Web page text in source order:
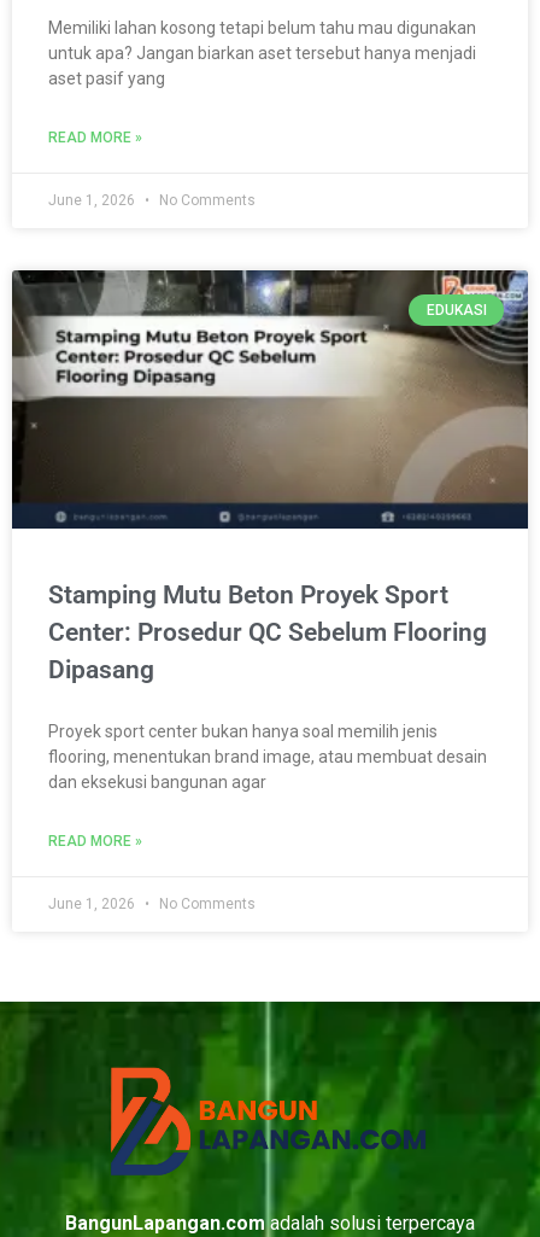
Memiliki lahan kosong tetapi belum tahu mau digunakan
untuk apa? Jangan biarkan aset tersebut hanya menjadi
aset pasif yang
READ MORE »
June 1, 2026 No Comments
EDUKASI
Stamping Mutu Beton Proyek Sport
Center: Prosedur QC Sebelum Flooring
Dipasang
Proyek sport center bukan hanya soal memilih jenis
flooring, menentukan brand image, atau membuat desain
dan eksekusi bangunan agar
READ MORE »
June 1, 2026 No Comments
BangunLapangan.com adalah solusi terpercaya